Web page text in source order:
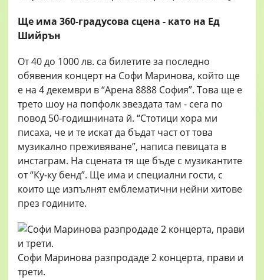
Ще има 360-градусова сцена - като на Ед
Шийрън
От 40 до 1000 лв. са билетите за последно
обявения концерт на Софи Маринова, който ще
е на 4 декември в “Арена 8888 София”. Това ще е
трето шоу на попфолк звездата там - сега по
повод 50-годишнината й. “Стотици хора ми
писаха, че и те искат да бъдат част от това
музикално преживяване”, написа певицата в
инстаграм. На сцената тя ще бъде с музикантите
от “Ку-ку бенд”. Ще има и специални гости, с
които ще изпълнят емблематични нейни хитове
през годините.
Софи Маринова разпродаде 2 концерта, прави и
трети.